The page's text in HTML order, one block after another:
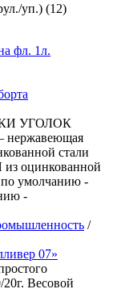
уп.) (12)
фл. 1л.
УГОЛОК
стали
оцинкованной
умолчанию -
-
/
07»
Весовой